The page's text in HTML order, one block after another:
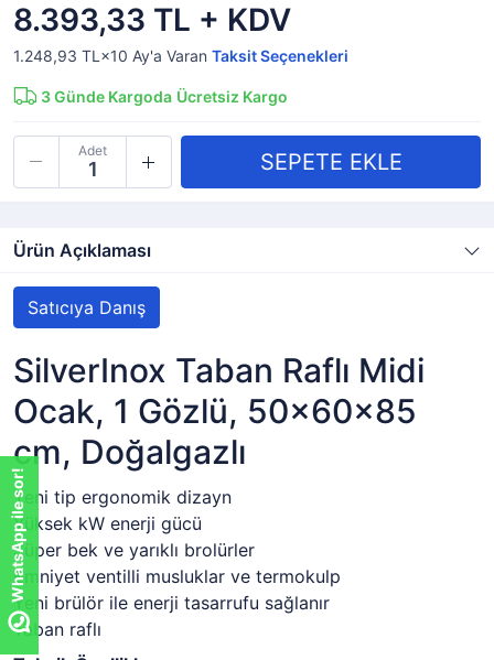
8.393,33 TL + KDV
1.248,93 TL×10 Ay'a Varan Taksit Seçenekleri
3Günde Kargoda Ücretsiz Kargo
Adet
Ürün Açıklaması
Satıcıya Danış
SilverInox Taban Raflı Midi
Ocak, 1 Gözlü, 50x60x85
cm, Doğalgazlı
Yeni tip ergonomik dizayn
Yüksek kW enerji gücü
Süper bek ve yarıklı brolürler
Emniyet ventilli musluklar ve termokulp
Yeni brülör ile enerji tasarrufu sağlanır
Taban raflı
WhatsApp ile sor!